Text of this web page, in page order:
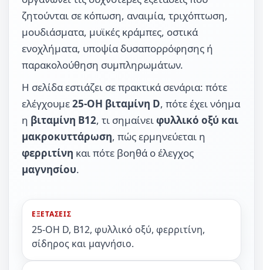
ζητούνται σε κόπωση, αναιμία, τριχόπτωση,
μουδιάσματα, μυϊκές κράμπες, οστικά
ενοχλήματα, υποψία δυσαπορρόφησης ή
παρακολούθηση συμπληρωμάτων.
Η σελίδα εστιάζει σε πρακτικά σενάρια: πότε
ελέγχουμε25-OH βιταμίνη D, πότε έχει νόημα
η βιταμίνη B12, τι σημαίνειφυλλικό οξύ και
μακροκυττάρωση, πώς ερμηνεύεται η
φερριτίνη και πότε βοηθά ο έλεγχος
μαγνησίου.
ΕΞΕΤΑΣΕΙΣ
25-OH D, B12, φυλλικό οξύ, φερριτίνη,
σίδηρος και μαγνήσιο.